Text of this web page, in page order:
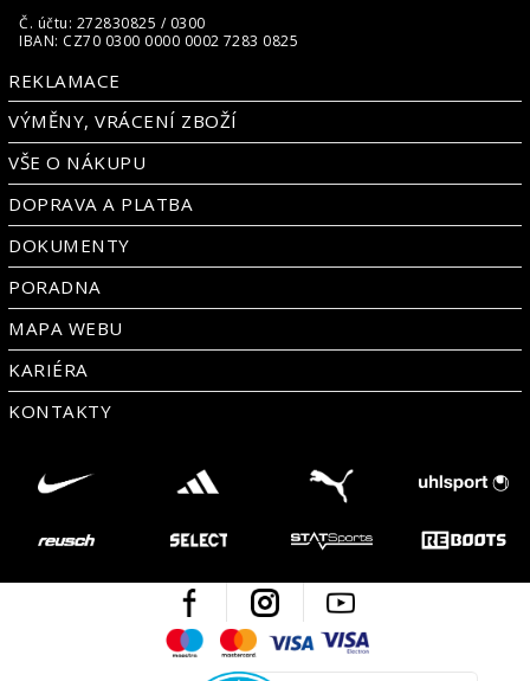
Č. účtu: 272830825 / 0300
IBAN: CZ70 0300 0000 0002 7283 0825
REKLAMACE
VÝMĚNY, VRÁCENÍ ZBOŽÍ
VŠE O NÁKUPU
DOPRAVA A PLATBA
DOKUMENTY
PORADNA
MAPA WEBU
KARIÉRA
KONTAKTY
Facebook Instagram
MaestroMastercard
Visa